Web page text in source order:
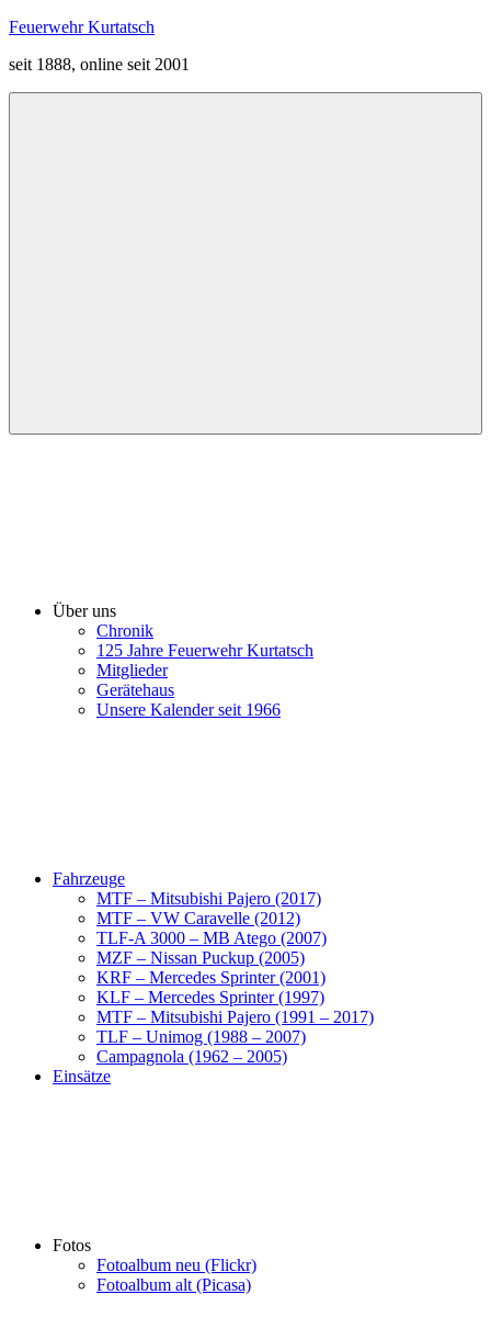
Zum
springen
Feuerwehr Kurtatsch
seit 1888, online seit 2001
Über uns
Chronik
125 Jahre Feuerwehr Kurtatsch
Mitglieder
Gerätehaus
Unsere Kalender seit 1966
Fahrzeuge
MTF – Mitsubishi Pajero (2017)
MTF – VW Caravelle (2012)
TLF-A 3000 – MB Atego (2007)
MZF – Nissan Puckup (2005)
KRF – Mercedes Sprinter (2001)
KLF – Mercedes Sprinter (1997)
MTF – Mitsubishi Pajero (1991 – 2017)
TLF – Unimog (1988 – 2007)
Campagnola (1962 – 2005)
Einsätze
Fotos
Fotoalbum neu (Flickr)
Fotoalbum alt (Picasa)